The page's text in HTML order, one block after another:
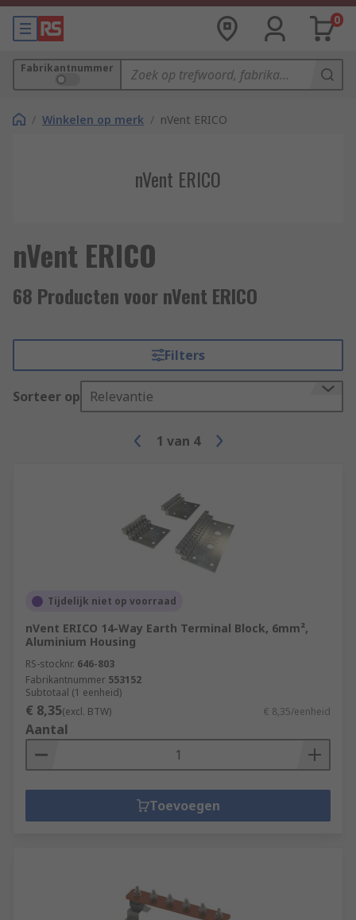
0
Fabrikantnummer
/ Winkelen op merk / nVent ERICO
nVent ERICO
nVent ERICO
68 Producten voor nVent ERICO
Filters
Sorteer op Relevantie
1 van 4
Tijdelijk niet op voorraad
nVent ERICO 14-Way Earth Terminal Block, 6mm²,
Aluminium Housing
RS-stocknr. 646-803
Fabrikantnummer 553152
Subtotaal (1 eenheid)
€ 8,35(excl. BTW) € 8,35/eenheid
Aantal
Toevoegen